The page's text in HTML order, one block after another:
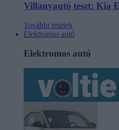
Villanyautó teszt: Kia
További tesztek
Elektromos autó
Elektromos autó